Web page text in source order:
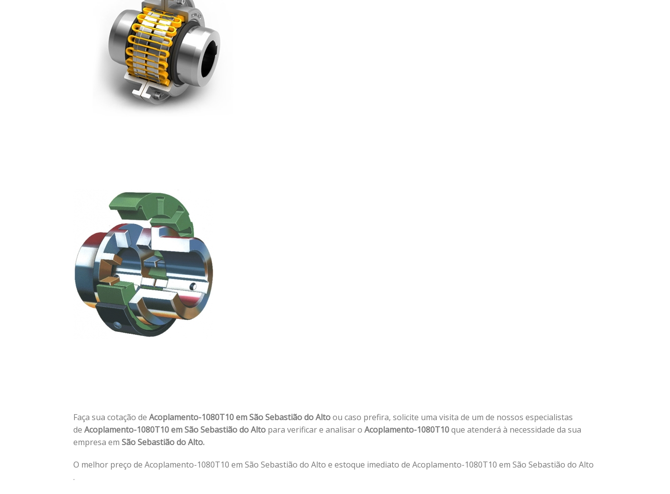
Faça sua cotação de Acoplamento-1080T10 em São Sebastião do Altoou caso prefira, solicite uma visita de um de nossos especialistas
de Acoplamento-1080T10 em São Sebastião do Alto para verificar e analisar o Acoplamento-1080T10que atenderá à necessidade da sua
empresa em São Sebastião do Alto.
O melhor preço de Acoplamento-1080T10 em São Sebastião do Alto e estoque imediato de Acoplamento-1080T10 em São Sebastião do Alto
.